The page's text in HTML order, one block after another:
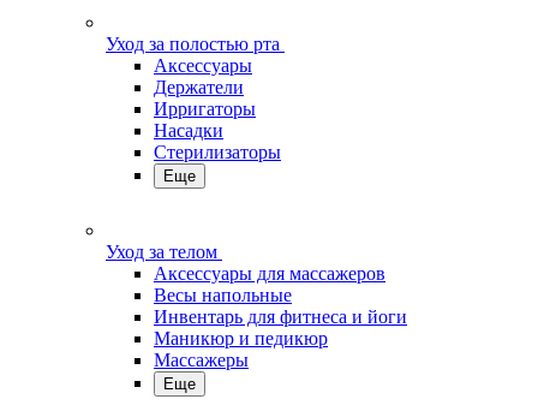
Уход за полостью рта
Аксессуары
Держатели
Ирригаторы
Насадки
Стерилизаторы
Еще
Уход за телом
Аксессуары для массажеров
Весы напольные
Инвентарь для фитнеса и йоги
Маникюр и педикюр
Массажеры
Еще